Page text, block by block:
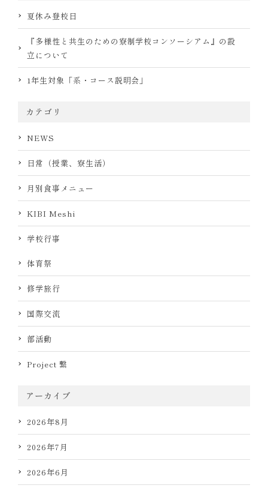
夏休み登校日
『多様性と共生のための寮制学校コンソーシアム』の設
立について
1年生対象「系・コース説明会」
カテゴリ
NEWS
日常（授業、寮生活）
月別食事メニュー
KIBI Meshi
学校行事
体育祭
修学旅行
国際交流
部活動
Project 繋
アーカイブ
2026年8月
2026年7月
2026年6月